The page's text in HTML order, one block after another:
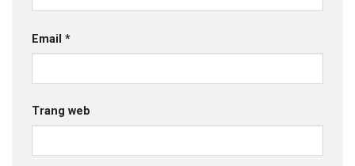
Email *
Trang web